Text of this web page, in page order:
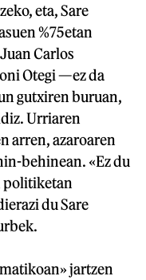
eta, Sare
%75etan
Carlos
Otegi —ez da
gutxiren buruan,
Urriaren
arren, azaroaren
behinean. «Ez du
politiketan
du Sare
jartzen